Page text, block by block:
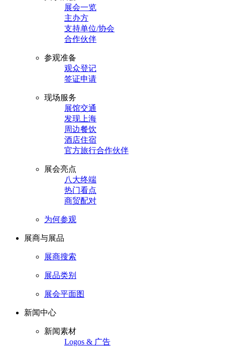
展会一览
主办方
支持单位/协会
合作伙伴
参观准备
观众登记
签证申请
现场服务
展馆交通
发现上海
周边餐饮
酒店住宿
官方旅行合作伙伴
展会亮点
八大终端
热门看点
商贸配对
为何参观
展商与展品
展商搜索
展品类别
展会平面图
新闻中心
新闻素材
Logos & 广告